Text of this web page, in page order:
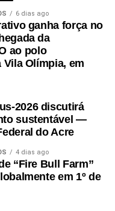
6 dias ago
ganha força no
da
ao polo
Olímpia, em
2026 discutirá
sustentável —
do Acre
4 dias ago
“Fire Bull Farm”
em 1º de